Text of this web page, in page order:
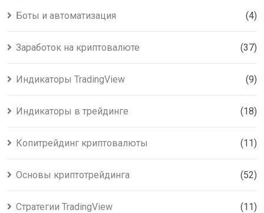
Боты и автоматизация (4)
Заработок на криптовалюте (37)
Индикаторы TradingView (9)
Индикаторы в трейдинге (18)
Копитрейдинг криптовалюты (11)
Основы криптотрейдинга (52)
Стратегии TradingView (11)